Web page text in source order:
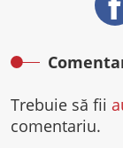
Trebuie să fii
comentariu.